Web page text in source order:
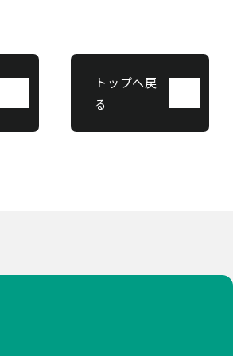
トップへ戻
る